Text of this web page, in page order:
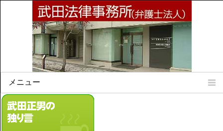
メニュー
Home
所属弁護士